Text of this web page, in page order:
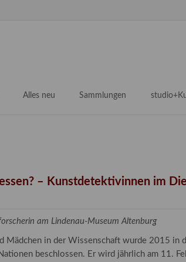
Alles neu Sammlungen
Malerei 17.–19. Jh.
Restaurierung
Angebote
– Kunstdetektivinnen im
am Lindenau-Museum Altenburg
Mädchen in der Wissenschaft wurde 2015 in
beschlossen. Er wird jährlich am 11.